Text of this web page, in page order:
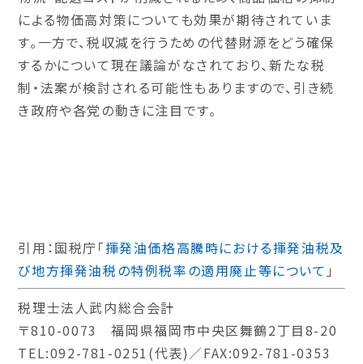
による物価高対策についても効果が期待されていま
す。一方で、税収減を行うための代替財源をどう確保
するかについて現在議論がなされており、新たな税
制・法案が検討される可能性もありますので、引き続
き政府や各党の動きに注目です。
引用：国税庁「揮発油価格高騰時における揮発油税及
び地方揮発油税の特例税率の適用廃止等について 」
税理士法人武内総合会計
〒810-0073 福岡県福岡市中央区舞鶴2丁目8-20
TEL:092-781-0251(代表)／FAX:092-781-0353